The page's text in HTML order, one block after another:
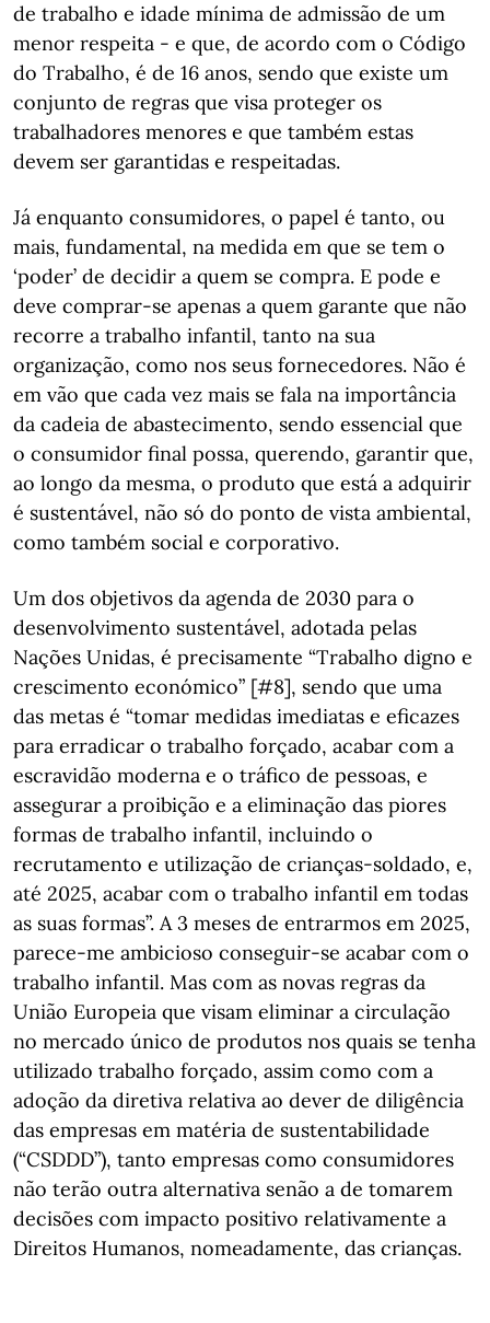
de trabalho e idade mínima de admissão de um
menor respeita - e que, de acordo com o Código
do Trabalho, é de 16 anos, sendo que existe um
conjunto de regras que visa proteger os
trabalhadores menores e que também estas
devem ser garantidas e respeitadas.
Já enquanto consumidores, o papel é tanto, ou
mais, fundamental, na medida em que se tem o
‘poder’ de decidir a quem se compra. E pode e
deve comprar-se apenas a quem garante que não
recorre a trabalho infantil, tanto na sua
organização, como nos seus fornecedores. Não é
em vão que cada vez mais se fala na importância
da cadeia de abastecimento, sendo essencial que
o consumidor final possa, querendo, garantir que,
ao longo da mesma, o produto que está a adquirir
é sustentável, não só do ponto de vista ambiental,
como também social e corporativo.
Um dos objetivos da agenda de 2030 para o
desenvolvimento sustentável, adotada pelas
Nações Unidas, é precisamente “Trabalho digno e
crescimento económico” [#8], sendo que uma
das metas é “tomar medidas imediatas e eficazes
para erradicar o trabalho forçado, acabar com a
escravidão moderna e o tráfico de pessoas, e
assegurar a proibição e a eliminação das piores
formas de trabalho infantil, incluindo o
recrutamento e utilização de crianças-soldado, e,
até 2025, acabar com o trabalho infantil em todas
as suas formas”. A 3 meses de entrarmos em 2025,
parece-me ambicioso conseguir-se acabar com o
trabalho infantil. Mas com as novas regras da
União Europeia que visam eliminar a circulação
no mercado único de produtos nos quais se tenha
utilizado trabalho forçado, assim como com a
adoção da diretiva relativa ao dever de diligência
das empresas em matéria de sustentabilidade
(“CSDDD”), tanto empresas como consumidores
não terão outra alternativa senão a de tomarem
decisões com impacto positivo relativamente a
Direitos Humanos, nomeadamente, das crianças.